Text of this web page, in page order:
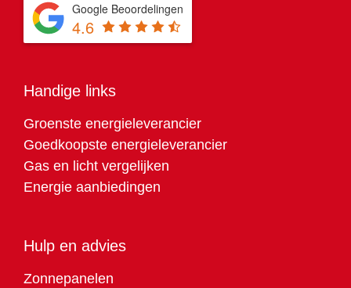
Google Beoordelingen
4.6
Handige links
Groenste energieleverancier
Goedkoopste energieleverancier
Gas en licht vergelijken
Energie aanbiedingen
Hulp en advies
Zonnepanelen